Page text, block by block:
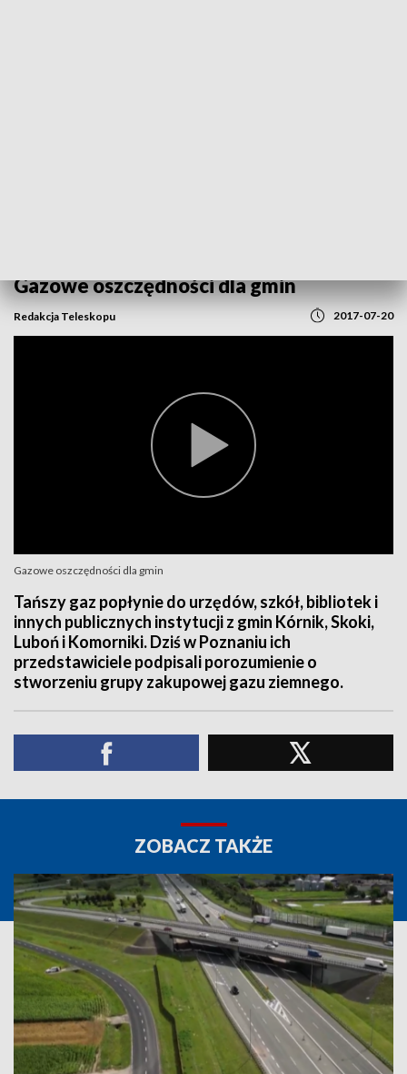
Gazowe oszczędności dla gmin
Redakcja Teleskopu 2017-07-20
Gazowe oszczędności dla gmin
Tańszy gaz popłynie do urzędów, szkół, bibliotek i
innych publicznych instytucji z gmin Kórnik, Skoki,
Luboń i Komorniki. Dziś w Poznaniu ich
przedstawiciele podpisali porozumienie o
stworzeniu grupy zakupowej gazu ziemnego.
ZOBACZ TAKŻE